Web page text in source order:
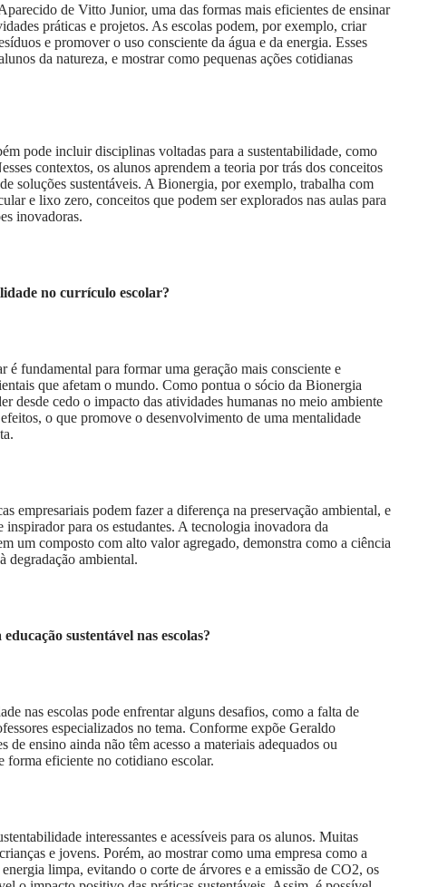
de Vitto Junior, uma das formas mais eficientes de ensinar
práticas e projetos. As escolas podem, por exemplo, criar
e promover o uso consciente da água e da energia. Esses
da natureza, e mostrar como pequenas ações cotidianas
pode incluir disciplinas voltadas para a sustentabilidade, como
contextos, os alunos aprendem a teoria por trás dos conceitos
soluções sustentáveis. A Bionergia, por exemplo, trabalha com
e lixo zero, conceitos que podem ser explorados nas aulas para
inovadoras.
no currículo escolar?
fundamental para formar uma geração mais consciente e
que afetam o mundo. Como pontua o sócio da Bionergia
desde cedo o impacto das atividades humanas no meio ambiente
o que promove o desenvolvimento de uma mentalidade
empresariais podem fazer a diferença na preservação ambiental, e
inspirador para os estudantes. A tecnologia inovadora da
um composto com alto valor agregado, demonstra como a ciência
degradação ambiental.
sustentável nas escolas?
nas escolas pode enfrentar alguns desafios, como a falta de
especializados no tema. Conforme expõe Geraldo
ensino ainda não têm acesso a materiais adequados ou
forma eficiente no cotidiano escolar.
interessantes e acessíveis para os alunos. Muitas
e jovens. Porém, ao mostrar como uma empresa como a
limpa, evitando o corte de árvores e a emissão de CO2, os